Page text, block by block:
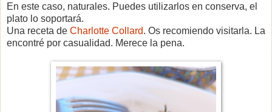
En este caso, naturales. Puedes utilizarlos en conserva, el
plato lo soportará.
Una receta de Charlotte Collard. Os recomiendo visitarla. La
encontré por casualidad. Merece la pena.